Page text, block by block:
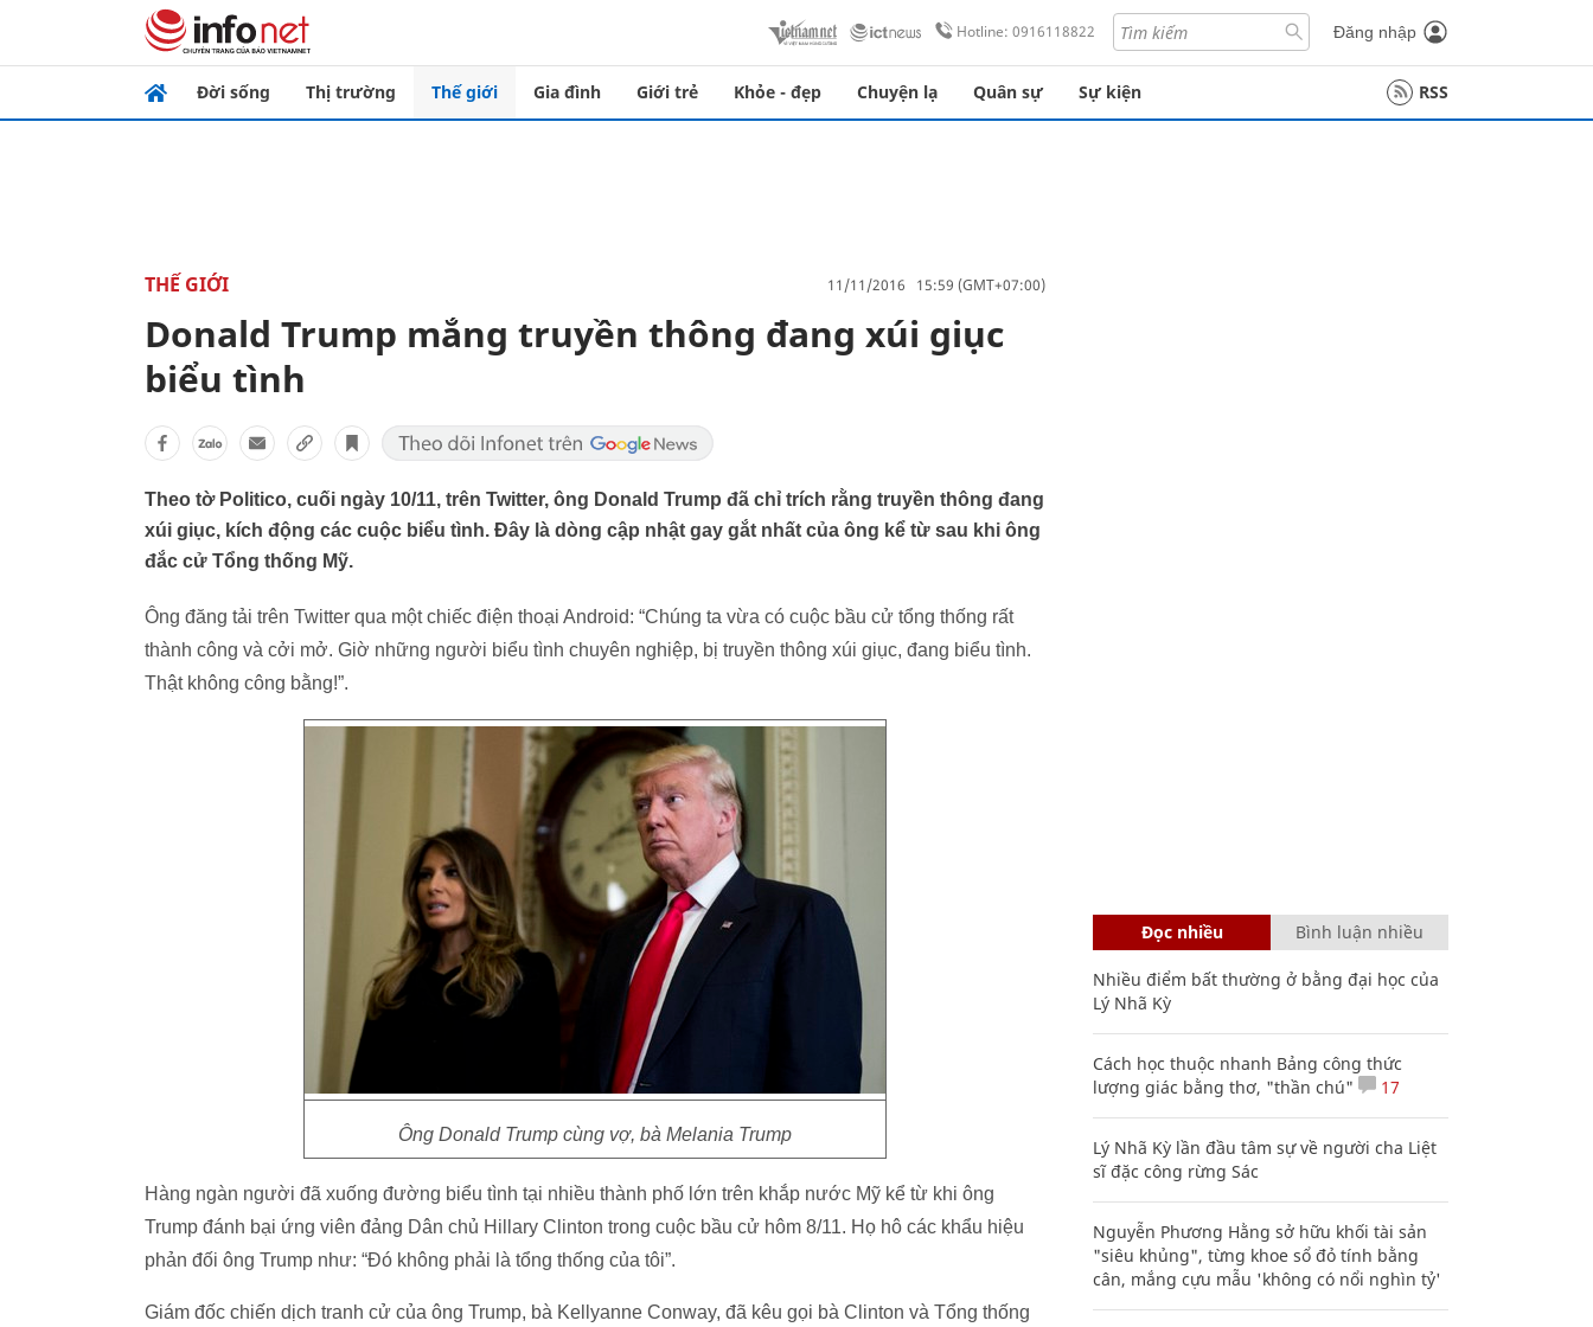
Hotline: 0916118822 Đăng nhập
Đời sống Thị trường Thế giới Gia đình Giới trẻ Khỏe - đẹp Chuyện lạ Quân sự Sự kiện RSS
THẾ GIỚI 11/11/2016 15:59 (GMT+07:00)
Donald Trump mắng truyền thông đang xúi giục
biểu tình
Theo tờ Politico, cuối ngày 10/11, trên Twitter, ông Donald Trump đã chỉ trích rằng truyền thông đang
xúi giục, kích động các cuộc biểu tình. Đây là dòng cập nhật gay gắt nhất của ông kể từ sau khi ông
đắc cử Tổng thống Mỹ.
Ông đăng tải trên Twitter qua một chiếc điện thoại Android: “Chúng ta vừa có cuộc bầu cử tổng thống rất
thành công và cởi mở. Giờ những người biểu tình chuyên nghiệp, bị truyền thông xúi giục, đang biểu tình.
Thật không công bằng!”.
Ông Donald Trump cùng vợ, bà Melania Trump
Hàng ngàn người đã xuống đường biểu tình tại nhiều thành phố lớn trên khắp nước Mỹ kể từ khi ông
Trump đánh bại ứng viên đảng Dân chủ Hillary Clinton trong cuộc bầu cử hôm 8/11. Họ hô các khẩu hiệu
phản đối ông Trump như: “Đó không phải là tổng thống của tôi”.
Giám đốc chiến dịch tranh cử của ông Trump, bà Kellyanne Conway, đã kêu gọi bà Clinton và Tổng thống
Đọc nhiều Bình luận nhiều
Nhiều điểm bất thường ở bằng đại học của
Lý Nhã Kỳ
Cách học thuộc nhanh Bảng công thức
lượng giác bằng thơ, "thần chú"
17
Lý Nhã Kỳ lần đầu tâm sự về người cha Liệt
sĩ đặc công rừng Sác
Nguyễn Phương Hằng sở hữu khối tài sản
"siêu khủng", từng khoe sổ đỏ tính bằng
cân, mắng cựu mẫu 'không có nổi nghìn tỷ'